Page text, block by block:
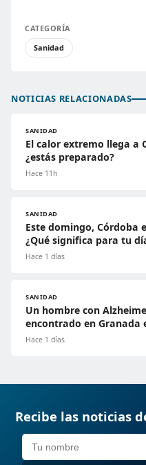
CATEGORÍA
Sanidad
NOTICIAS RELACIONADAS
SANIDAD
El calor extremo llega a
¿estás preparado?
Hace 11h
SANIDAD
Este domingo, Córdoba
¿Qué significa para tu
Hace 1 días
SANIDAD
Un hombre con
encontrado en Granada
Hace 1 días
Recibe las noticias